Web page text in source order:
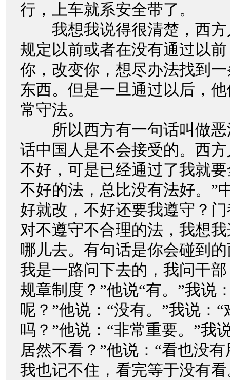
行，上车就系安全带了。
我想我说得很清楚，西方
规定以前或者在没有通过以
你，改变你，想尽办法找到
东西。但是一旦通过以后，
常守法。
所以西方有一句话叫做恶
话中国人是不会接受的。西
不好，可是已经通过了我就
不好的法，总比没有法好。”
好就改，不好还要我遵守？
对不遵守不合理的法，我想
哪儿去。有句话是你会碰到
我是一路问下去的，我问干
规章制度？”他说“有。”我说
呢？”他说：“没有。”我说：
吗？”他说：“非常重要。”我
居然不看？”他说：“看也没
我也记不住，看完等于没有